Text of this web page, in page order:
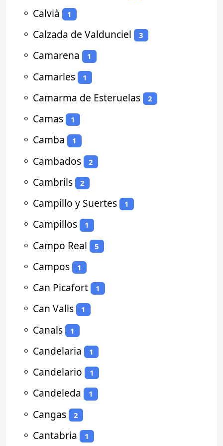
⚬ Calvià 1
⚬ Calzada de Valdunciel 3
⚬ Camarena 1
⚬ Camarles 1
⚬ Camarma de Esteruelas 2
⚬ Camas 1
⚬ Camba 1
⚬ Cambados 2
⚬ Cambrils 2
⚬ Campillo y Suertes 1
⚬ Campillos 1
⚬ Campo Real 5
⚬ Campos 1
⚬ Can Picafort 1
⚬ Can Valls 1
⚬ Canals 1
⚬ Candelaria 1
⚬ Candelario 1
⚬ Candeleda 1
⚬ Cangas 2
⚬ Cantabria 1